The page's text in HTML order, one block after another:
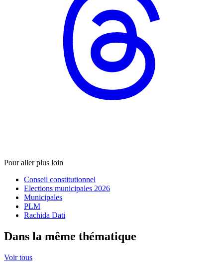
Pour aller plus loin
Conseil constitutionnel
Elections municipales 2026
Municipales
PLM
Rachida Dati
Dans la même thématique
Voir tous